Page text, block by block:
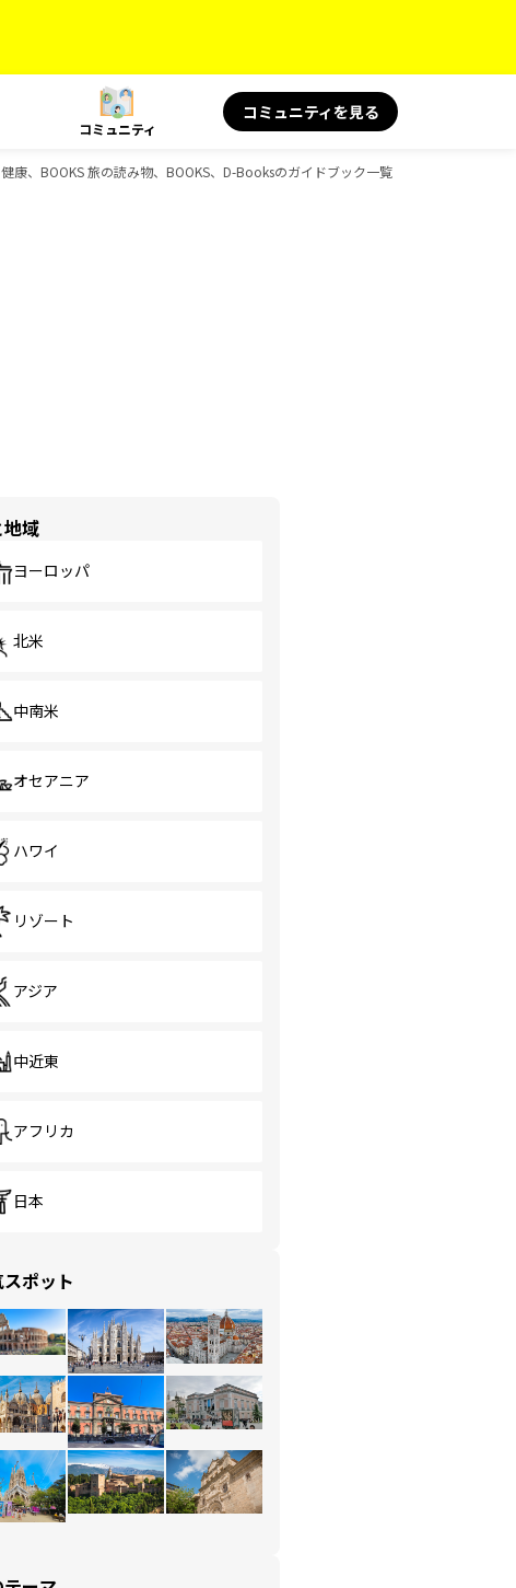
コミュニティ
コミュニティを見る
、BOOKS 旅の読み物、BOOKS、D-Booksのガイドブック一覧
域
ヨーロッパ
北米
中南米
オセアニア
ハワイ
リゾート
アジア
中近東
アフリカ
日本
ポット